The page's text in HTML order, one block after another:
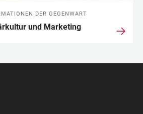
DER GEGENWART
und Marketing